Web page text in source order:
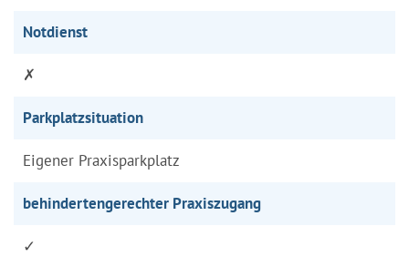
Notdienst
✗
Parkplatzsituation
Eigener Praxisparkplatz
behindertengerechter Praxiszugang
✓